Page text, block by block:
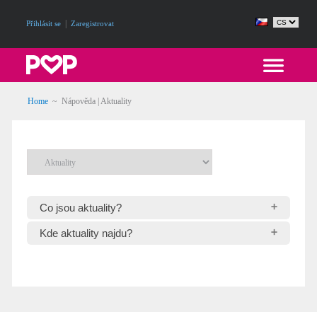
Přihlásit se Zaregistrovat
Home ~ Nápověda | Aktuality
Co jsou aktuality?
Kde aktuality najdu?